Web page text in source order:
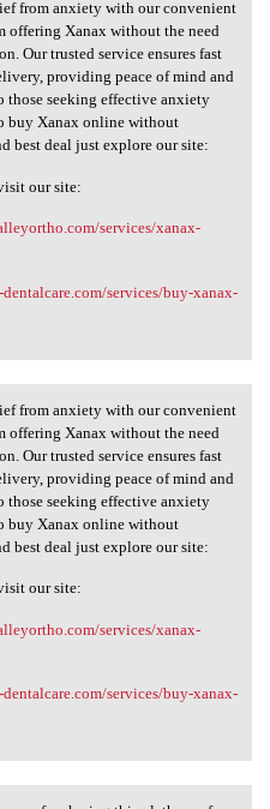
from
from anxiety with our convenient
offering Xanax without the need
Our trusted service ensures fast
providing peace of mind and
those seeking effective anxiety
buy Xanax online without
best deal just explore our site:
our site:
services/xanax-
services/buy-xanax-
from
from anxiety with our convenient
offering Xanax without the need
Our trusted service ensures fast
providing peace of mind and
those seeking effective anxiety
buy Xanax online without
best deal just explore our site:
our site:
services/xanax-
services/buy-xanax-